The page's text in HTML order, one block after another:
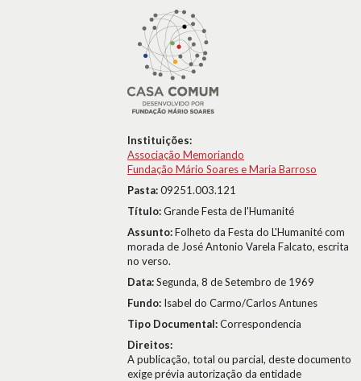
Instituições:
Associação Memoriando
Fundação Mário Soares e Maria Barroso
Pasta:09251.003.121
Título:Grande Festa de l'Humanité
Assunto:Folheto da Festa do L'Humanité com
morada de José Antonio Varela Falcato, escrita
no verso.
Data:Segunda, 8 de Setembro de 1969
Fundo: Isabel do Carmo/Carlos Antunes
Tipo Documental:Correspondencia
Direitos:
A publicação, total ou parcial, deste documento
exige prévia autorização da entidade